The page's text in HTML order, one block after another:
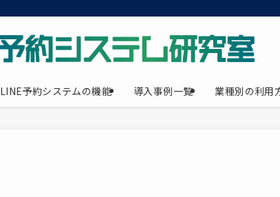
LINE予約システムの機能 導入事例一覧 業種別の利用